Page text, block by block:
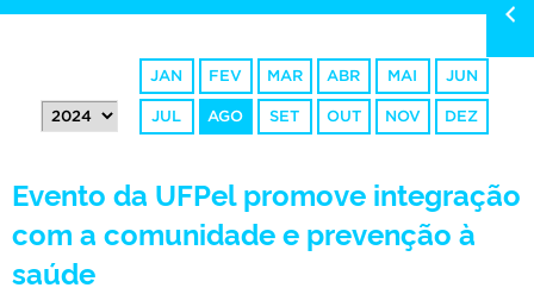
TELEFONES
JAN FEV MAR ABR MAI JUN
JUL AGO SET OUT NOV DEZ
Evento da UFPel promove integração
com a comunidade e prevenção à
saúde